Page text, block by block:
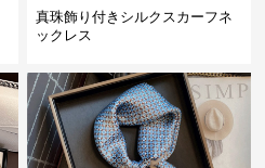
真珠飾り付きシルクスカーフネ
ックレス